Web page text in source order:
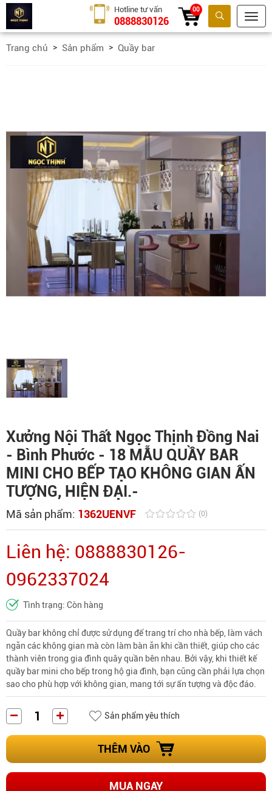
Tìm kiếm
Hotline tư vấn
0888830126
00
Trang chủ Sản phẩm Quầy bar
Xưởng Nội Thất Ngọc Thịnh Đồng Nai
- Bình Phước - 18 MẪU QUẦY BAR
MINI CHO BẾP TẠO KHÔNG GIAN ẤN
TƯỢNG, HIỆN ĐẠI.-
Mã sản phẩm: 1362UENVF (0)
Liên hệ: 0888830126-
0962337024
Tình trạng: Còn hàng
Quầy bar không chỉ được sử dụng để trang trí cho nhà bếp, làm vách
ngăn các không gian mà còn làm bàn ăn khi cần thiết, giúp cho các
thành viên trong gia đình quây quần bên nhau. Bởi vậy, khi thiết kế
quầy bar mini cho bếp trong hộ gia đình, bạn cũng cần phải lựa chọn
sao cho phù hợp với không gian, mang tới sự ấn tượng và độc đáo.
Sản phẩm yêu thích
THÊM VÀO
MUA NGAY